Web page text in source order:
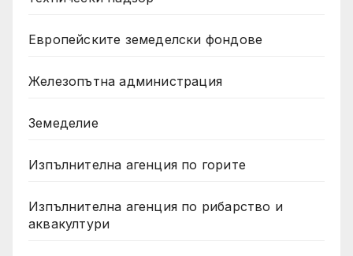
Европейските земеделски фондове
Железопътна администрация
Земеделие
Изпълнителна агенция по горите
Изпълнителна агенция по рибарство и
аквакултури